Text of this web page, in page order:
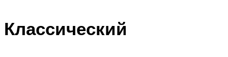
Классический